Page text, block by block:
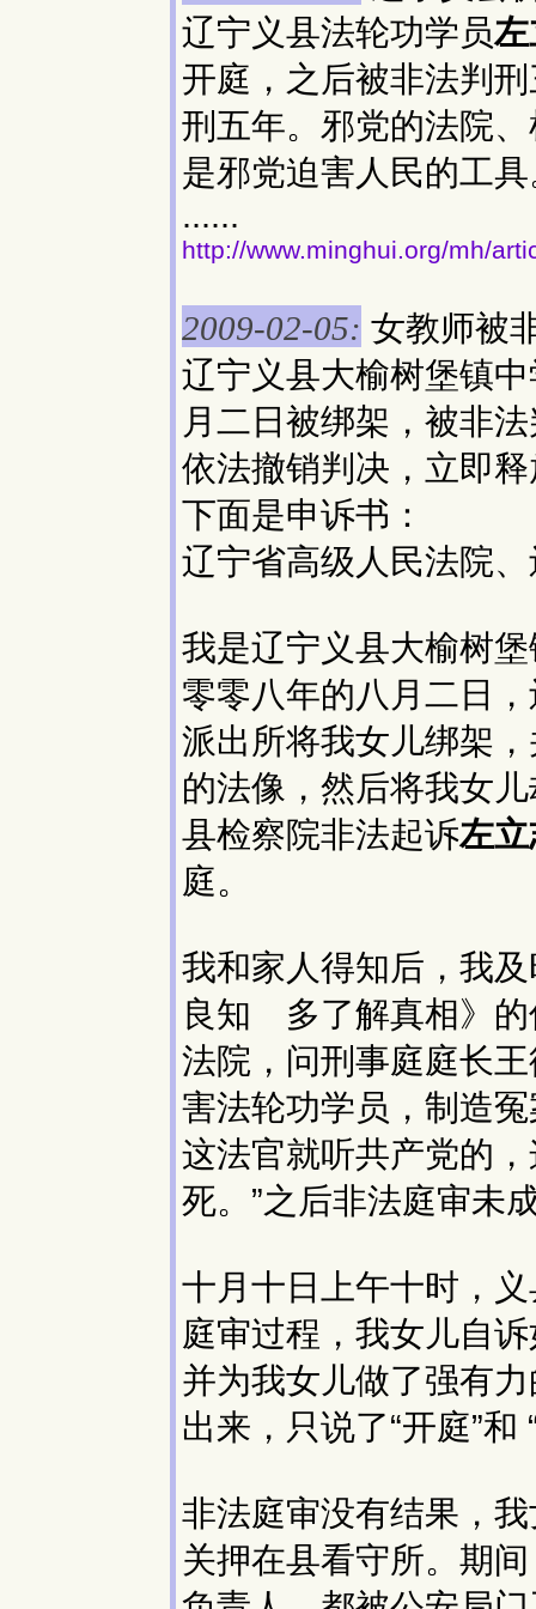
辽宁义县法轮功学员
开庭，之后被非法判
刑五年。邪党的法院
是邪党迫害人民的工
......
http://www.minghui.org/mh/
2009-02-05: 女教师被
辽宁义县大榆树堡镇
月二日被绑架，被非
依法撤销判决，立即
下面是申诉书：
辽宁省高级人民法院
我是辽宁义县大榆树
零零八年的八月二日
派出所将我女儿绑架
的法像，然后将我女
县检察院非法起诉左
庭。
我和家人得知后，我
良知 多了解真相》的
法院，问刑事庭庭长
害法轮功学员，制造
这法官就听共产党的
死。”之后非法庭审未
十月十日上午十时，
庭审过程，我女儿自
并为我女儿做了强有
出来，只说了“开庭”
非法庭审没有结果，
关押在县看守所。期